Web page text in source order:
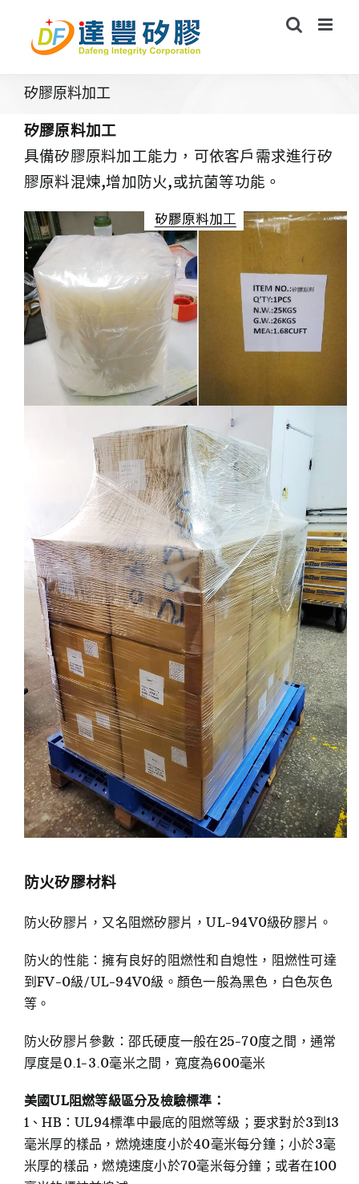
content
矽膠原料加工
矽膠原料加工
具備矽膠原料加工能力，可依客戶需求進行矽
膠原料混煉,增加防火,或抗菌等功能。
防火矽膠材料
防火矽膠片，又名阻燃矽膠片，UL-94V0級矽膠片。
防火的性能：擁有良好的阻燃性和自熄性，阻燃性可達
到FV-0級/UL-94V0級。顏色一般為黑色，白色灰色
等。
防火矽膠片參數：邵氏硬度一般在25-70度之間，通常
厚度是0.1-3.0毫米之間，寬度為600毫米
美國UL阻燃等級區分及檢驗標準：
1、HB：UL94標準中最底的阻燃等級；要求對於3到13
毫米厚的樣品，燃燒速度小於40毫米每分鐘；小於3毫
米厚的樣品，燃燒速度小於70毫米每分鐘；或者在100